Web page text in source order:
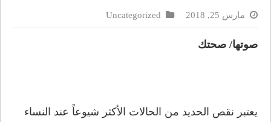
مارس 25, 2018 Uncategorized
صوتها/ صحتك
يعتبر نقص الحديد من الحالات الأكثر شيوعاً عند النساء